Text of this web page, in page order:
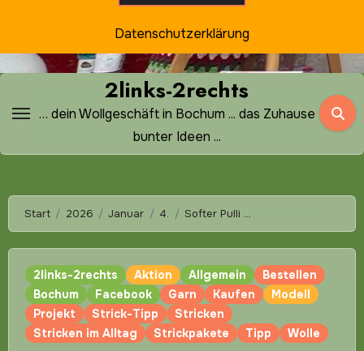
2links-2rechts
… dein Wollgeschäft in Bochum ... das Zuhause
bunter Ideen ...
Start 2026 Januar 4. Softer Pulli …
2links-2rechts Aktion Allgemein
Bestellen
Bochum
Facebook Garn Kaufen
Modell
Projekt
Strick-Tipp
Stricken
Stricken im Alltag
Strickpakete Tipp Wolle
Datenschutzerklärung